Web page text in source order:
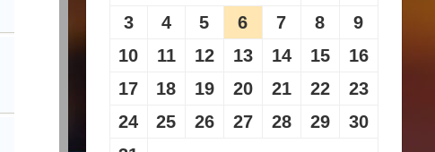
3
4 5 6 7 8
9
10
11 12 13 14 15
16
17
18 19 20 21 22
23
24
25 26 27 28 29
30